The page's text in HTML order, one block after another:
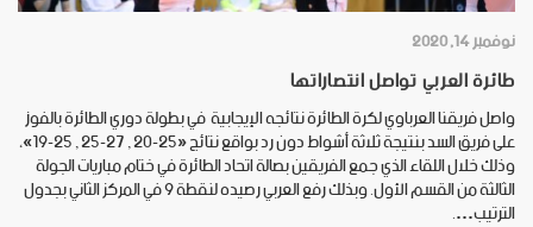
نوفمبر 14, 2020
طائرة العربي تواصل انتصاراتها
واصل فريقنا العرباوي لكرة الطائرة نتائجه الإيجابية في بطولة دوري الطائرة بالفوز
على فريق السد بنتيجة ثلاثة أشواط دون رد بواقع نتائج «25-20 , 27-25 , 25-19»،
وذلك خلال اللقاء الذي جمع الفريقين بصالة اتحاد الطائرة في ختام مباريات الجولة
الثالثة من القسم الأول. وبذلك رفع العربي رصيده لنقطة 9 في المركز الثاني بجدول
الترتيب….